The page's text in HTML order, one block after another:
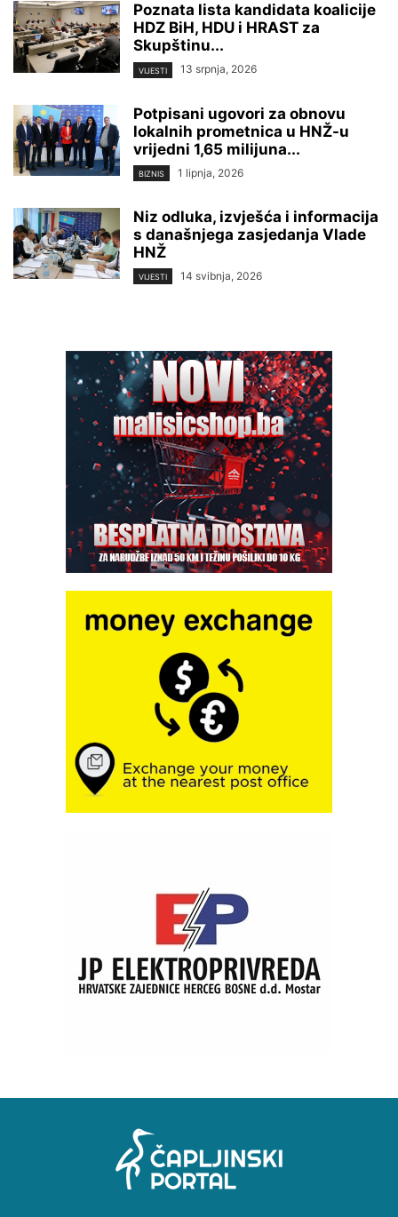
Poznata lista kandidata koalicije
HDZ BiH, HDU i HRAST za
Skupštinu...
VIJESTI 13 srpnja, 2026
Potpisani ugovori za obnovu
lokalnih prometnica u HNŽ-u
vrijedni 1,65 milijuna...
BIZNIS 1 lipnja, 2026
Niz odluka, izvješća i informacija
s današnjega zasjedanja Vlade
HNŽ
VIJESTI 14 svibnja, 2026